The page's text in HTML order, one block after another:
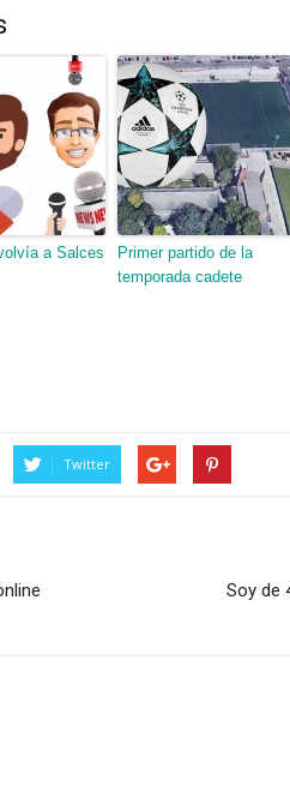
a Salces
Primer partido de la
temporada cadete
Twitter
Soy de